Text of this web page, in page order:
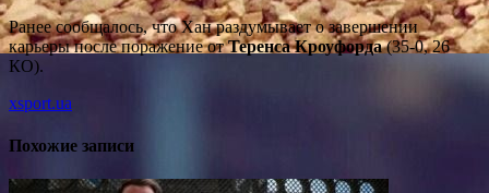
Ранее сообщалось, что Хан раздумывает о завершении
карьеры после поражение отТеренса Кроуфорда(35-0, 26
КО).
xsport.ua
Похожие записи